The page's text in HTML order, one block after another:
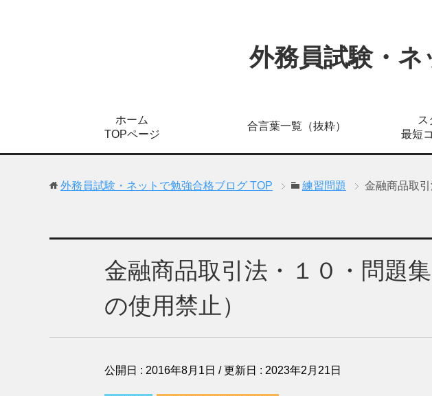
外務員試験・
ホーム
TOPページ
合言葉一覧（抜粋）
ス
最短
外務員試験・ネットで勉強合格ブログ TOP 練習問題 金融商品取
金融商品取引法・１０・問題
の使用禁止）
公開日 : 2016年8月1日 / 更新日 : 2023年2月21日